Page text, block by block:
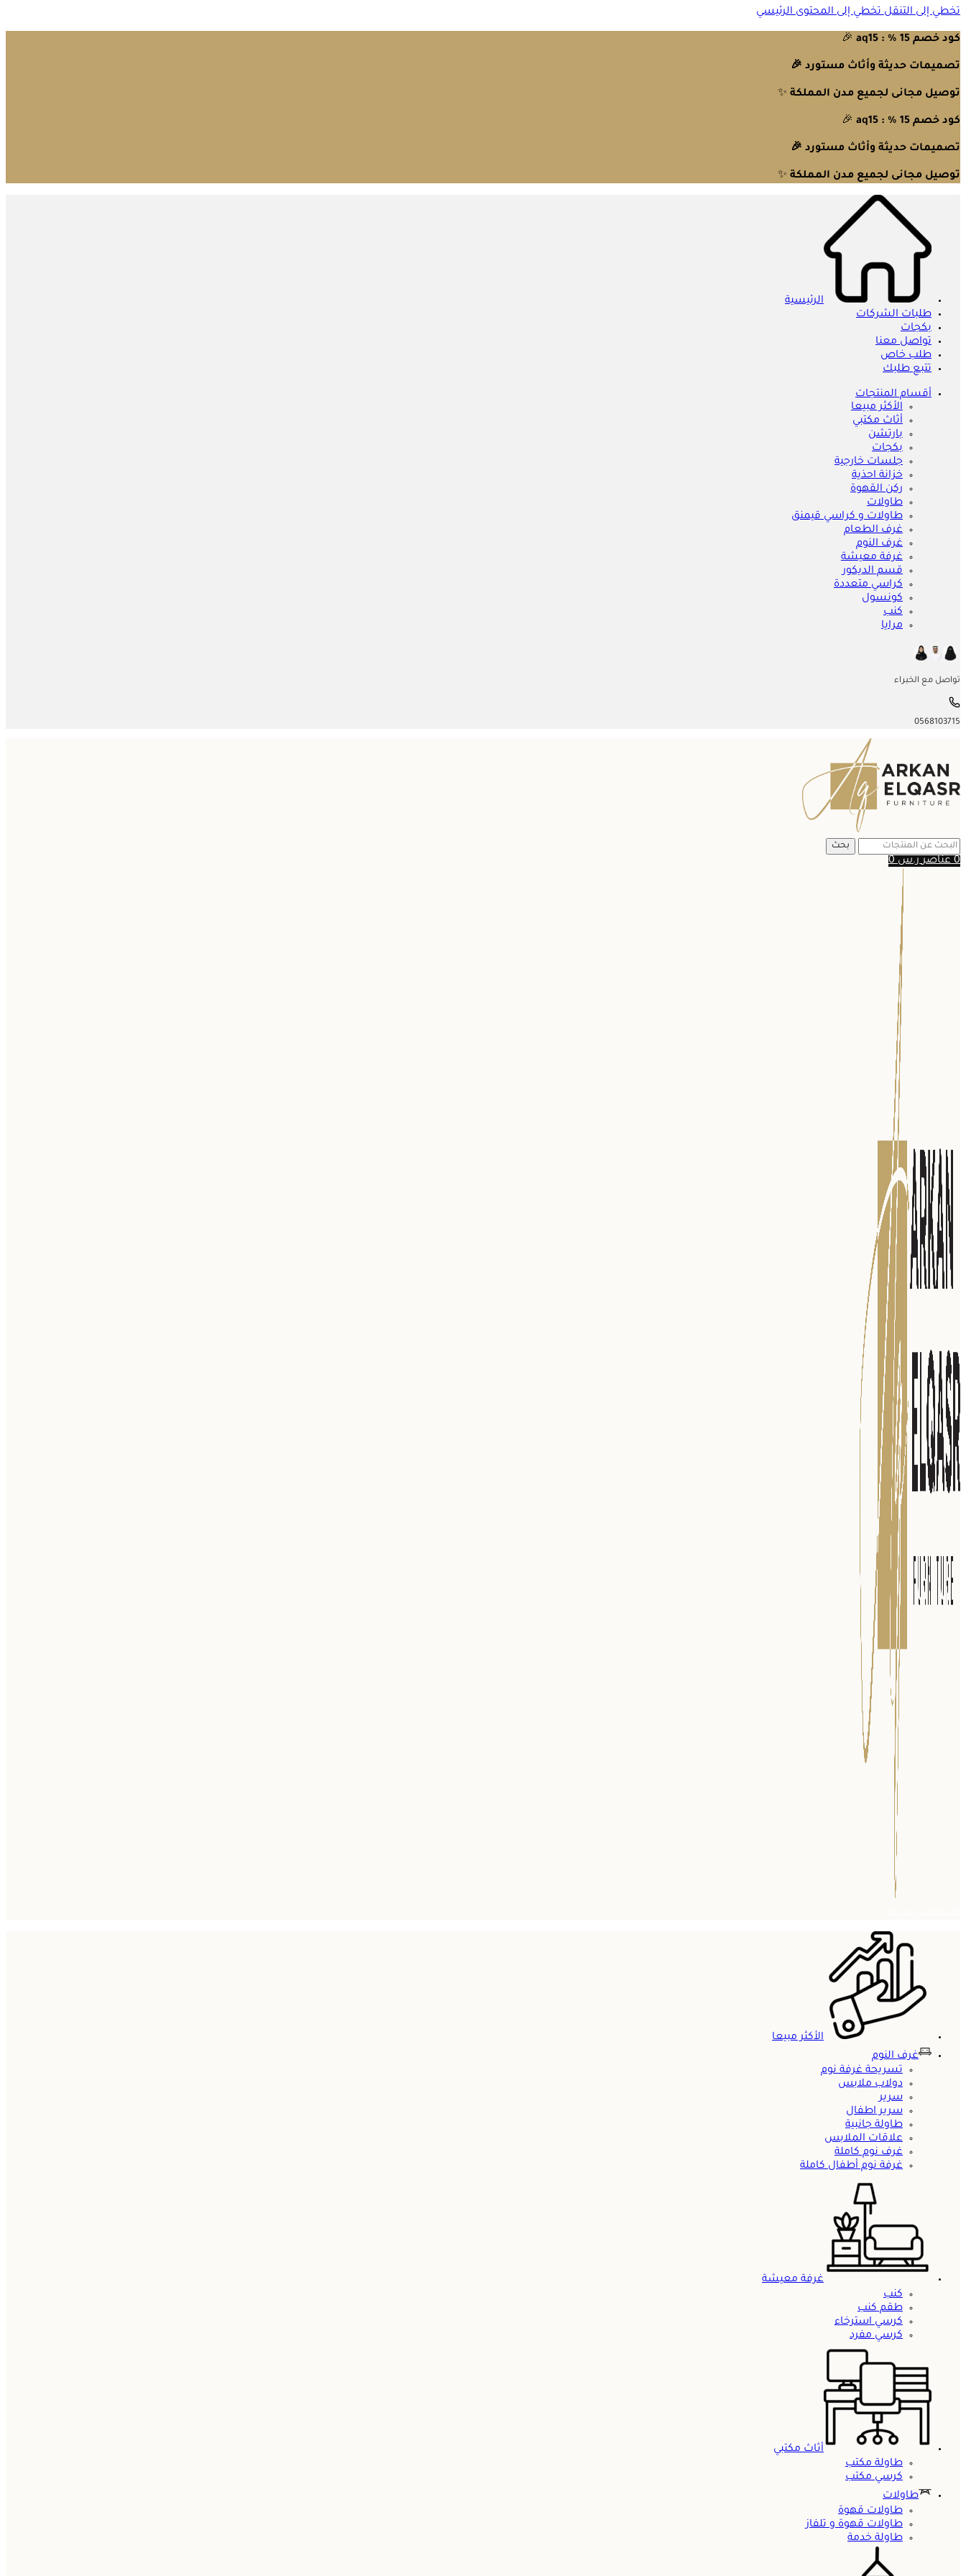
تخطي إلى التنقلتخطي إلى المحتوى الرئيسي
كود خصم 15 % : aq15 🎉
تصميمات حديثة وأثاث مستورد 🎉
توصيل مجانى لجميع مدن المملكة ✨
كود خصم 15 % : aq15 🎉
تصميمات حديثة وأثاث مستورد 🎉
توصيل مجانى لجميع مدن المملكة ✨
الرئيسية
طلبات الشركات
بكجات
تواصل معنا
طلب خاص
تتبع طلبك
أقسام المنتجات
الأكثر مبيعا
أثاث مكتبي
بارتشن
بكجات
جلسات خارجية
خزانة احذية
ركن القهوة
طاولات
طاولات و كراسي قيمنق
غرف الطعام
غرف النوم
غرفة معيشة
قسم الديكور
كراسي متعددة
كونسول
كنب
مرايا
تواصل مع الخبراء
0568103715
بحث
0 عناصر ر.س0
الأكثر مبيعا
غرف النوم
تسريحة غرفة نوم
دولاب ملابس
سرير
سرير اطفال
طاولة جانبية
علاقات الملابس
غرف نوم كاملة
غرفة نوم أطفال كاملة
غرفة معيشة
كنب
طقم كنب
كرسي استرخاء
كرسي مفرد
أثاث مكتبي
طاولة مكتب
كرسي مكتب
طاولات
طاولات قهوة
طاولات قهوة و تلفاز
طاولة خدمة